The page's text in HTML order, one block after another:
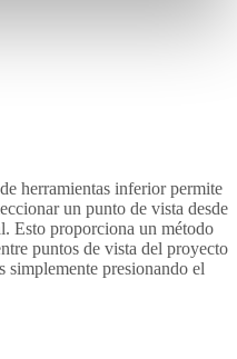
herramientas inferior permite
un punto de vista desde
Esto proporciona un método
puntos de vista del proyecto
presionando el